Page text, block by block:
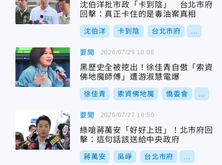
沈伯洋批市政「卡到陰」 台北市府
回擊：真正卡住的是毒油案真相
沈伯洋 卡到陰 台北市府
要聞
黑歷史全被挖出！徐佳青自傲「索資
佛地魔師傅」遭游淑慧電爆
徐佳青 索資佛地魔 僑委會
2026/07/29 10:06
要聞
綠嗆蔣萬安「好好上班」！北市府回
擊：這句話該送給中央政府
蔣萬安 吳崢 台北市府
2026/07/27 18:50